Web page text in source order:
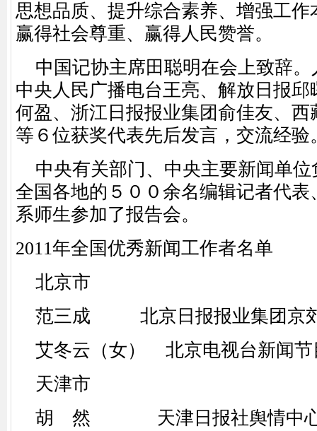
思想品质、提升综合素养、增强工作
赢得社会尊重、赢得人民赞誉。
中国记协主席田聪明在会上致辞。
中央人民广播电台王亮、解放日报
何盈、浙江日报报业集团俞佳友、西
等６位获奖代表先后发言，交流经验
中央有关部门、中央主要新闻单位
全国各地的５００余名编辑记者代表
系师生参加了报告会。
2011年全国优秀新闻工作者名单
北京市
范三成 北京日报报业集团京郊
艾冬云（女） 北京电视台新闻节
天津市
胡 然 天津日报社舆情中心